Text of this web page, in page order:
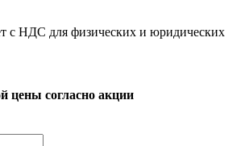
с НДС для физических и юридических
цены согласно акции